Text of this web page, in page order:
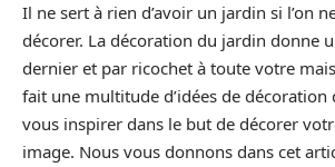
Il ne sert à rien d’avoir un jardin si l’on
décorer. La décoration du jardin donne
dernier et par ricochet à toute votre
fait une multitude d’idées de
vous inspirer dans le but de décorer
image. Nous vous donnons dans cet